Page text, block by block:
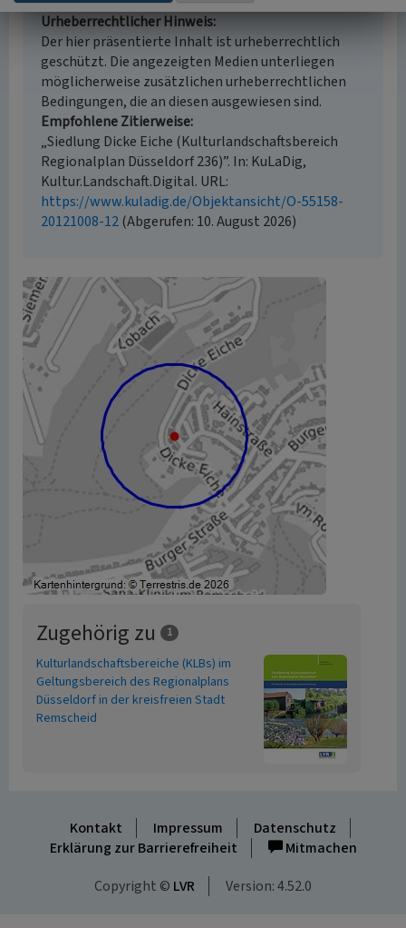
Urheberrechtlicher Hinweis
Der hier präsentierte Inhalt ist urheberrechtlich
geschützt. Die angezeigten Medien unterliegen
möglicherweise zusätzlichen urheberrechtlichen
Bedingungen, die an diesen ausgewiesen sind.
Empfohlene Zitierweise
„Siedlung Dicke Eiche (Kulturlandschaftsbereich
Regionalplan Düsseldorf 236)”. In: KuLaDig,
Kultur.Landschaft.Digital. URL:
https://www.kuladig.de/Objektansicht/O-55158-
20121008-12(Abgerufen: 10. August 2026)
Zugehörig zu 1
Kulturlandschaftsbereiche (KLBs) im
Geltungsbereich des Regionalplans
Düsseldorf in der kreisfreien Stadt
Remscheid
Kontakt Impressum
Datenschutz
Erklärung zur Barrierefreiheit
Mitmachen
Copyright © LVR Version: 4.52.0